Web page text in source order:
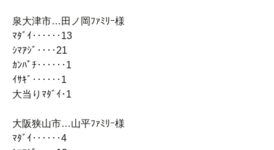
泉大津市…田ノ岡ﾌｧﾐﾘｰ様
ﾏﾀﾞｲ‥‥‥13
ｼﾏｱｼﾞ‥‥21
ｶﾝﾊﾟﾁ‥‥‥1
ｲｻｷﾞ‥‥‥1
大当りﾏﾀﾞｲ･1
大阪狭山市…山平ﾌｧﾐﾘｰ様
ﾏﾀﾞｲ‥‥‥4